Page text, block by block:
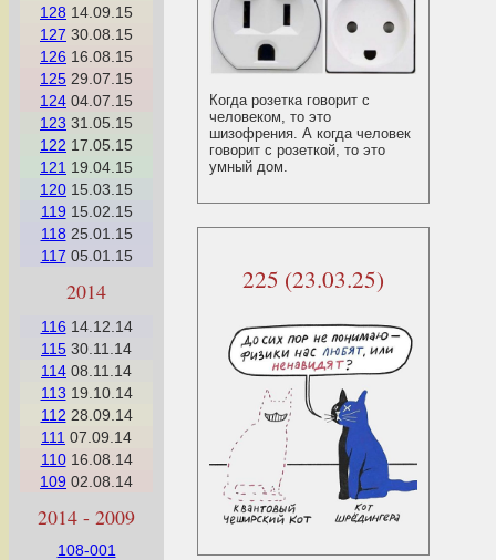
128 14.09.15
127 30.08.15
126 16.08.15
125 29.07.15
124 04.07.15
123 31.05.15
122 17.05.15
121 19.04.15
120 15.03.15
119 15.02.15
118 25.01.15
117 05.01.15
2014
116 14.12.14
115 30.11.14
114 08.11.14
113 19.10.14
112 28.09.14
111 07.09.14
11016.08.14
109 02.08.14
2014 - 2009
108-001
Когда розетка говорит с
человеком, то это
шизофрения. А когда человек
говорит с розеткой, то это
умный дом.
225 (23.03.25)